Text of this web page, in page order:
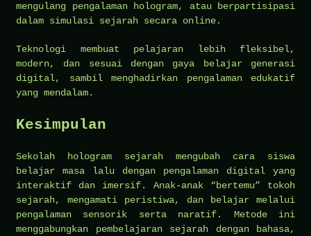
mengulang pengalaman hologram, atau berpartisipasi
dalam simulasi sejarah secara online.
Teknologi membuat pelajaran lebih fleksibel,
modern, dan sesuai dengan gaya belajar generasi
digital, sambil menghadirkan pengalaman edukatif
yang mendalam.
Kesimpulan
Sekolah hologram sejarah mengubah cara siswa
belajar masa lalu dengan pengalaman digital yang
interaktif dan imersif. Anak-anak “bertemu” tokoh
sejarah, mengamati peristiwa, dan belajar melalui
pengalaman sensorik serta naratif. Metode ini
menggabungkan pembelajaran sejarah dengan bahasa,